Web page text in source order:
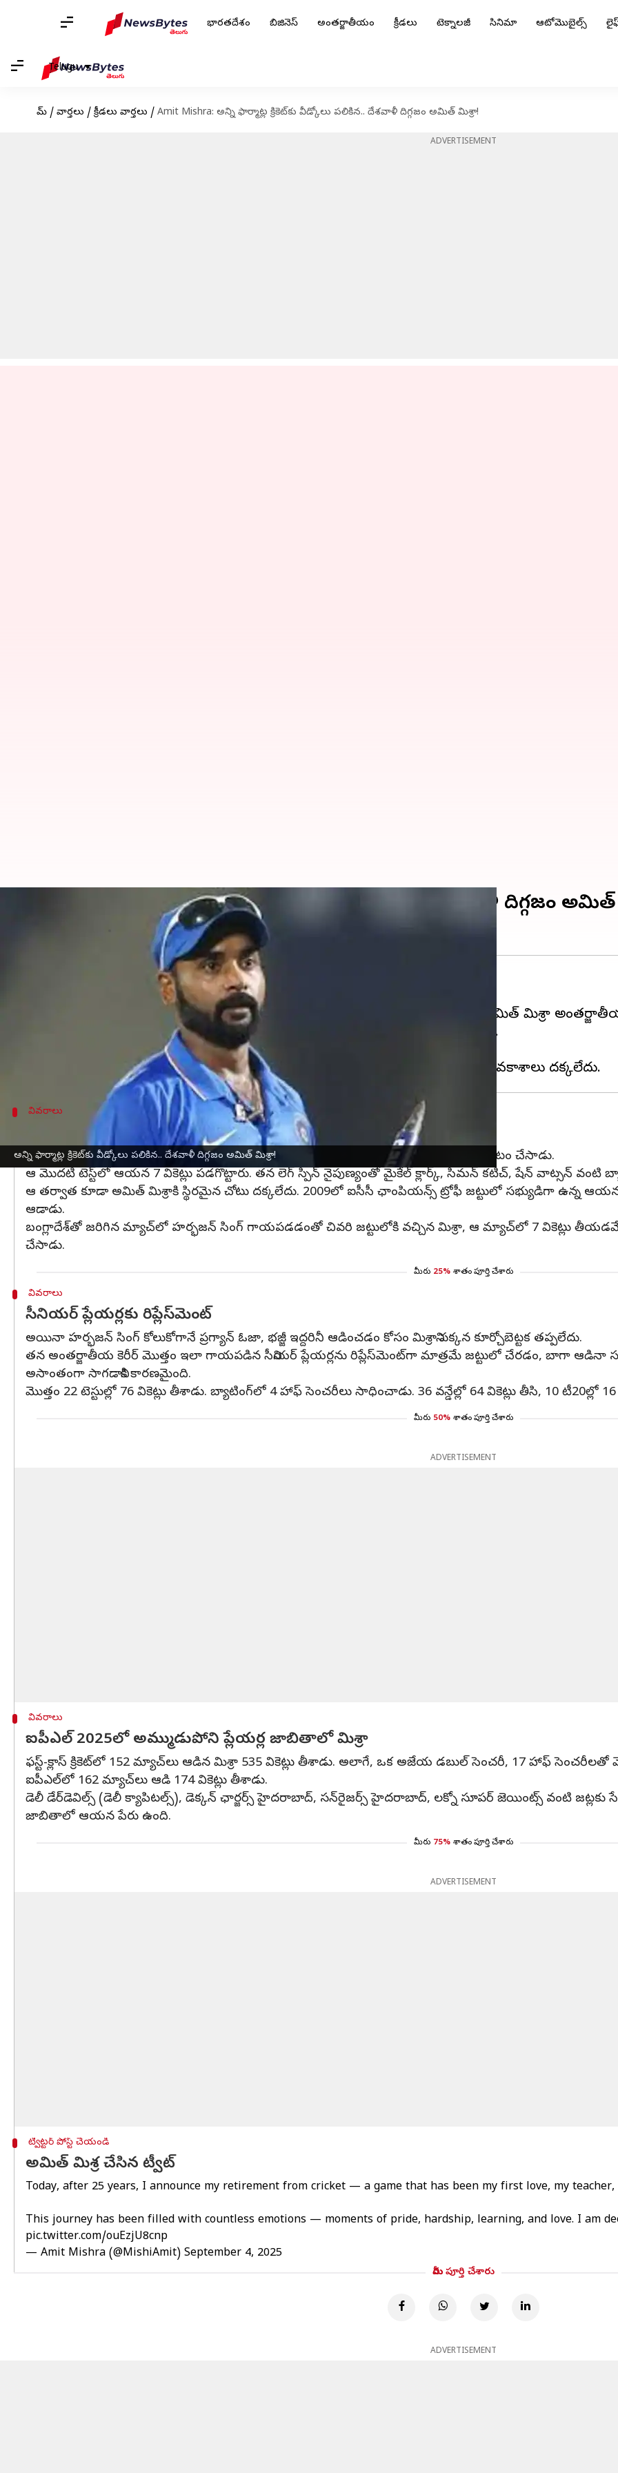
భారతదేశం బిజినెస్ అంతర్జాతీయం క్రీడలు టెక్నాలజీ సినిమా ఆటోమొబైల్స్
Telugu
హోమ్ / వార్తలు / క్రీడలు వార్తలు / Amit Mishra: అన్ని ఫార్మాట్ల క్రికెట్‌కు వీడ్కోలు పలికిన.. దేశవాళీ దిగ్గజం అమిత్ మిశ్రా!
ADVERTISEMENT
అన్ని ఫార్మాట్ల క్రికెట్‌కు వీడ్కోలు పలికిన.. దేశవాళీ దిగ్గజం అమిత్ మిశ్రా!
Amit Mishra: అన్ని ఫార్మాట్ల క్రికెట్‌కు వీడ్కోలు పలికిన.. దేశవాళీ దిగ్గజం
Sep 04, 2025 03:03 pm
లెగ్ స్పిన్నర్ అమిత్ మిశ్రా అన్ని ఫార్మాట్ల క్రికెట్‌కు వీడ్కోలు పలికాడు.
నేతృత్వంలోని భారత వన్డే జట్టు సౌతాఫ్రికాతో జరిగిన మ్యాచ్‌లో అమిత్ మిశ్రా
మొదటి అంతర్జాతీయ మ్యాచ్‌లో 5 ఓవర్లు బౌలింగ్ చేసి ఓ వికెట్ తీసి 29 పరుగులు ఇచ్చాడు.
కానీ, తొలి మ్యాచ్ తర్వాత దాదాపు ఐదేళ్ల పాటు అమిత్ మిశ్రాని పట్టించుకోలేదు సెలక్టర్లు.
వివరాలు
మొదటి టెస్ట్‌లో 7 వికెట్లు
అనిల్ కుంబ్లే గాయపడిన తరువాత, 2008లోఆస్ట్రేలియా
తో మొహాలీ టెస్టులో మిశ్రా తన టెస్టు అరంగ్రేటం చేసాడు.
ఆ మొదటి టెస్ట్‌లో ఆయన 7 వికెట్లు పడగొట్టారు. తన లెగ్ స్పిన్ నైపుణ్యంతో మైకేల్ క్లార్క్, సిమన్ కటిచ్, షేన్ వాట్సన్ వంటి
ఆ తర్వాత కూడా అమిత్ మిశ్రాకి స్థిరమైన చోటు దక్కలేదు. 2009లో ఐసీసీ ఛాంపియన్స్ ట్రోఫీ జట్టులో సభ్యుడిగా ఉన్న
ఆడాడు.
బంగ్లాదేశ్‌తో జరిగిన మ్యాచ్‌లో హర్భజన్ సింగ్ గాయపడడంతో చివరి జట్టులోకి వచ్చిన మిశ్రా, ఆ మ్యాచ్‌లో 7 వికెట్లు
చేసాడు.
మీరు 25% శాతం పూర్తి చేశారు
వివరాలు
సీనియర్ ప్లేయర్లకు రిప్లేస్‌మెంట్‌
అయినా హర్భజన్ సింగ్ కోలుకోగానే ప్రగ్యాన్ ఓజా, భజ్జీ ఇద్దరినీ ఆడించడం కోసం మిశ్రాని పక్కన కూర్చోబెట్టక తప్పలేదు.
తన అంతర్జాతీయ కెరీర్ మొత్తం ఇలా గాయపడిన సీనియర్ ప్లేయర్లను రిప్లేస్‌మెంట్‌గా మాత్రమే జట్టులో చేరడం, బాగా ఆడినా
అసాంతంగా సాగడానికి కారణమైంది.
మొత్తం 22 టెస్టుల్లో 76 వికెట్లు తీశాడు. బ్యాటింగ్‌లో 4 హాఫ్ సెంచరీలు సాధించాడు. 36 వన్డేల్లో 64 వికెట్లు తీసి, 10 టీ20ల్లో 16
మీరు 50% శాతం పూర్తి చేశారు
ADVERTISEMENT
వివరాలు
ఐపీఎల్ 2025లో అమ్ముడుపోని ప్లేయర్ల జాబితాలో మిశ్రా
ఫస్ట్-క్లాస్ క్రికెట్‌లో 152 మ్యాచ్‌లు ఆడిన మిశ్రా 535 వికెట్లు తీశాడు. అలాగే, ఒక అజేయ డబుల్ సెంచరీ, 17 హాఫ్ సెంచరీలతో
ఐపీఎల్‌లో 162 మ్యాచ్‌లు ఆడి 174 వికెట్లు తీశాడు.
డెలీ డేర్‌డెవిల్స్ (డెలీ క్యాపిటల్స్), డెక్కన్ ఛార్జర్స్ హైదరాబాద్, సన్‌రైజర్స్ హైదరాబాద్, లక్నో సూపర్ జెయింట్స్ వంటి జట్లకు
జాబితాలో ఆయన పేరు ఉంది.
మీరు 75% శాతం పూర్తి చేశారు
ADVERTISEMENT
ట్విట్టర్ పోస్ట్ చేయండి
అమిత్ మిశ్ర చేసిన ట్వీట్
Today, after 25 years, I announce my retirement from cricket — a game that has been my first love, my teacher,
This journey has been filled with countless emotions — moments of pride, hardship, learning, and love. I am
pic.twitter.com/ouEzjU8cnp
— Amit Mishra (@MishiAmit) September 4, 2025
మీరు పూర్తి చేశారు
ADVERTISEMENT